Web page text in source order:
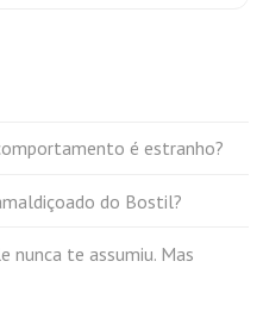
é estranho?
do Bostil?
nunca te assumiu. Mas